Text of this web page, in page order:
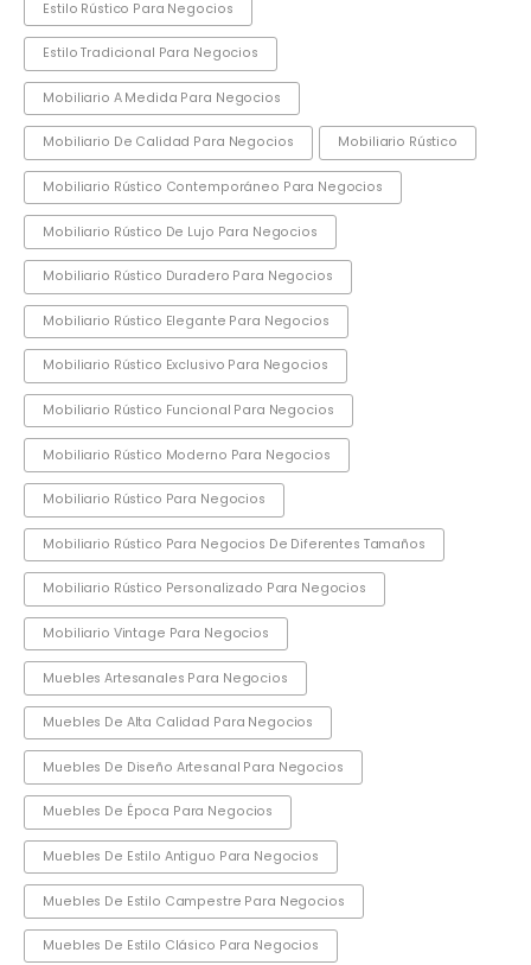
Estilo Rústico Para Negocios
Estilo Tradicional Para Negocios
Mobiliario A Medida Para Negocios
Mobiliario De Calidad Para Negocios Mobiliario Rústico
Mobiliario Rústico Contemporáneo Para Negocios
Mobiliario Rústico De Lujo Para Negocios
Mobiliario Rústico Duradero Para Negocios
Mobiliario Rústico Elegante Para Negocios
Mobiliario Rústico Exclusivo Para Negocios
Mobiliario Rústico Funcional Para Negocios
Mobiliario Rústico Moderno Para Negocios
Mobiliario Rústico Para Negocios
Mobiliario Rústico Para Negocios De Diferentes Tamaños
Mobiliario Rústico Personalizado Para Negocios
Mobiliario Vintage Para Negocios
Muebles Artesanales Para Negocios
Muebles De Alta Calidad Para Negocios
Muebles De Diseño Artesanal Para Negocios
Muebles De Época Para Negocios
Muebles De Estilo Antiguo Para Negocios
Muebles De Estilo Campestre Para Negocios
Muebles De Estilo Clásico Para Negocios